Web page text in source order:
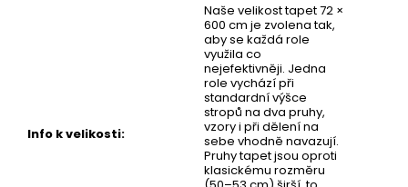
Info k velikosti:
Naše velikost tapet 72 ×
600 cm je zvolena tak,
aby se každá role
využila co
nejefektivněji. Jedna
role vychází při
standardní výšce
stropů na dva pruhy,
vzory i při dělení na
sebe vhodně navazují.
Pruhy tapet jsou oproti
klasickému rozměru
TAM